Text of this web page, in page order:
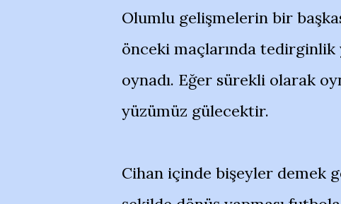
Olumlu gelişmelerin bir
önceki maçlarında tedirginlik
oynadı. Eğer sürekli olarak
yüzümüz gülecektir.
Cihan içinde bişeyler demek